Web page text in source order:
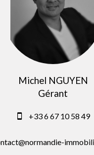
Michel NGUYEN
Gérant
+33 6 67 10 58 49